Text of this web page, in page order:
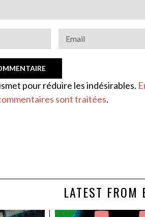
pour réduire les indésirables.
sont traitées.
LATEST FROM